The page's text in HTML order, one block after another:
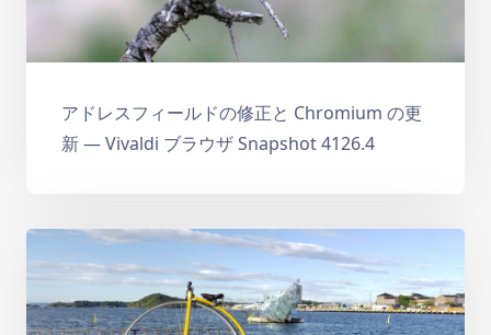
アドレスフィールドの修正と Chromium の更
新 — Vivaldi ブラウザ Snapshot 4126.4